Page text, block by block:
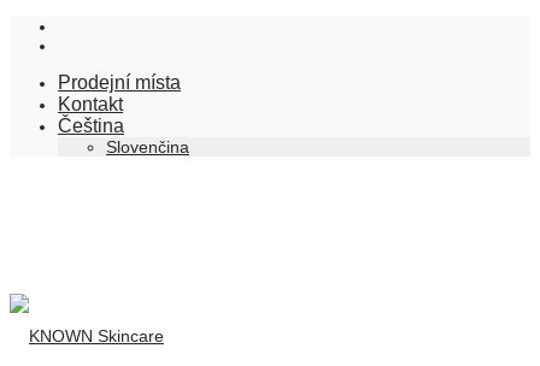
Prodejní místa
Kontakt
Čeština
Slovenčina